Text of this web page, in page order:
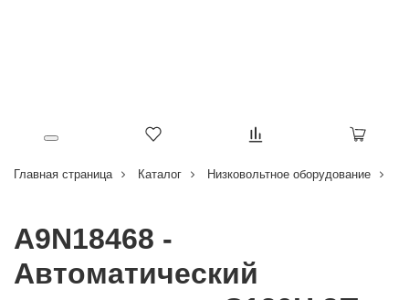
Главная страница Каталог Низковольтное оборудование
A9N18468 -
Автоматический